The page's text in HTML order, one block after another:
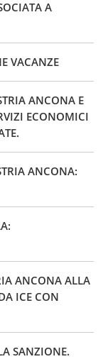
A
VACANZE
ANCONA E
ECONOMICI
ANCONA:
ANCONA ALLA
ICE CON
SANZIONE.